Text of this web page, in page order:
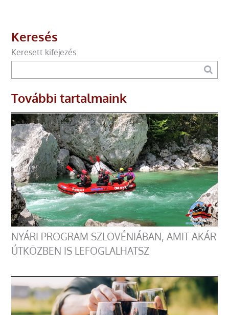
Keresés
Keresett kifejezés
További tartalmaink
NYÁRI PROGRAM SZLOVÉNIÁBAN, AMIT AKÁR
ÚTKÖZBEN IS LEFOGLALHATSZ